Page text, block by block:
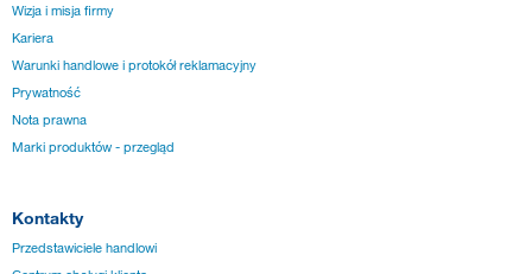
Wizja i misja firmy
Kariera
Warunki handlowe i protokół reklamacyjny
Prywatność
Nota prawna
Marki produktów - przegląd
Kontakty
Przedstawiciele handlowi